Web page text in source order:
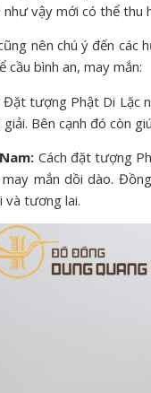
như vậy mới có thể thu
nên chú ý đến
cầu bình an, may mắn:
Đặt tượng Phật Di Lặc
Bên cạnh đó còn
Cách đặt tượng
mắn dồi dào.
và tương lai.